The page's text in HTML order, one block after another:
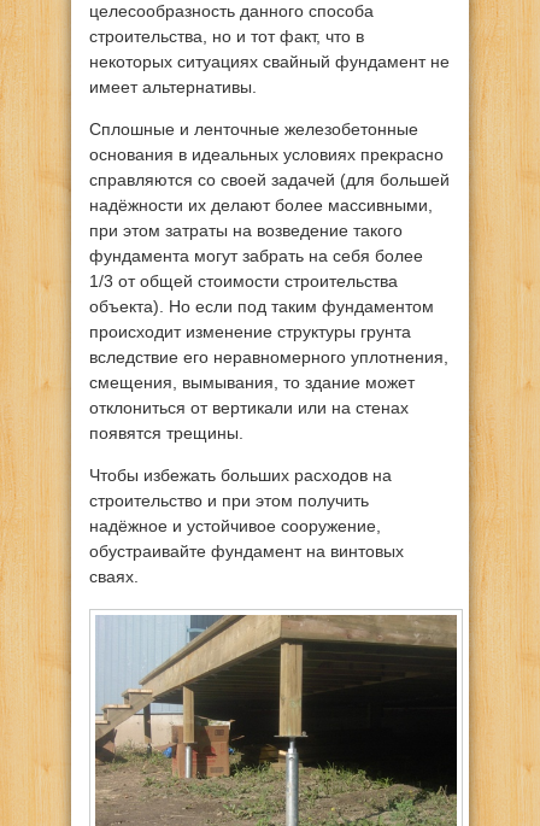
целесообразность данного способа
строительства, но и тот факт, что в
некоторых ситуациях свайный фундамент не
имеет альтернативы.
Сплошные и ленточные железобетонные
основания в идеальных условиях прекрасно
справляются со своей задачей (для большей
надёжности их делают более массивными,
при этом затраты на возведение такого
фундамента могут забрать на себя более
1/3 от общей стоимости строительства
объекта). Но если под таким фундаментом
происходит изменение структуры грунта
вследствие его неравномерного уплотнения,
смещения, вымывания, то здание может
отклониться от вертикали или на стенах
появятся трещины.
Чтобы избежать больших расходов на
строительство и при этом получить
надёжное и устойчивое сооружение,
обустраивайте фундамент на винтовых
сваях.